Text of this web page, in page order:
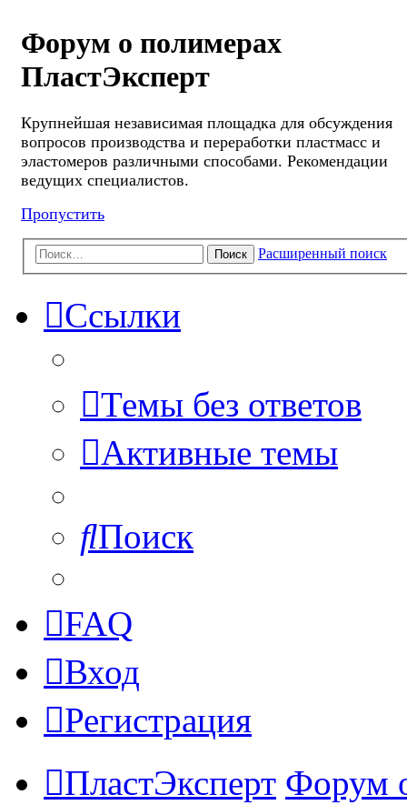
Форум о полимерах
ПластЭксперт
Крупнейшая независимая площадка для обсуждения
вопросов производства и переработки пластмасс и
эластомеров различными способами. Рекомендации
ведущих специалистов.
Пропустить
Поиск Расширенный поиск
Ссылки
Темы без ответов
Активные темы
Поиск
FAQ
Вход
Регистрация
ПластЭксперт Форум